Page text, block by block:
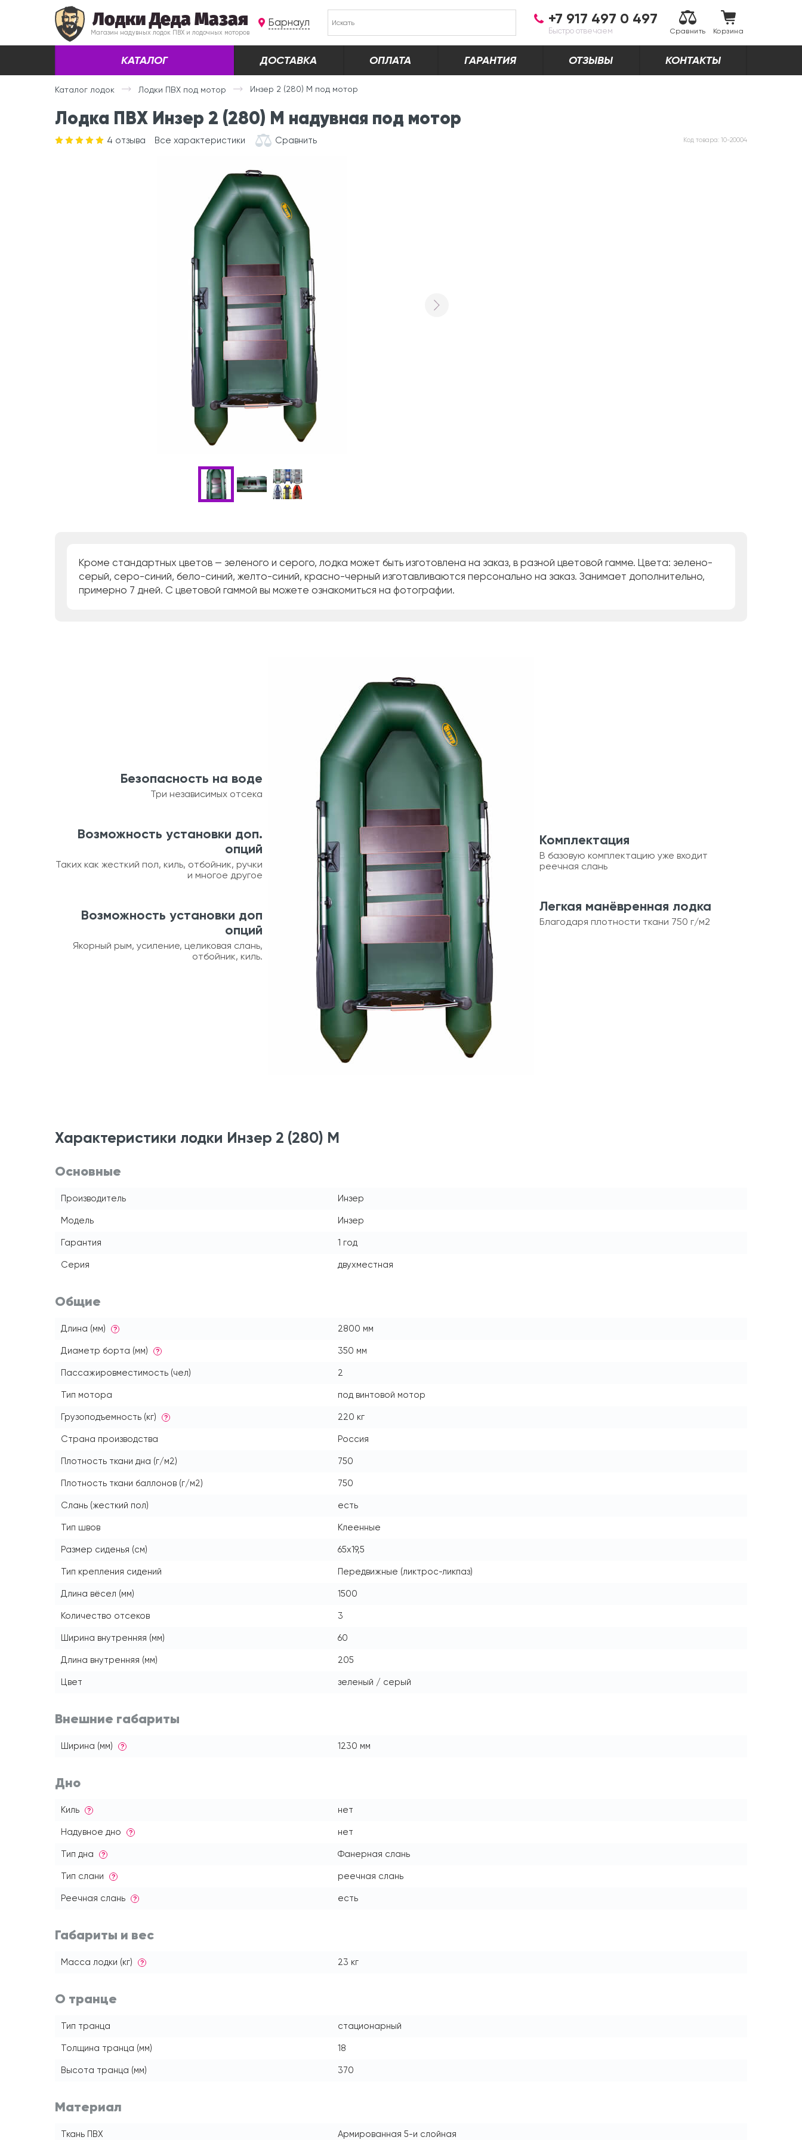
Лодки Деда Мазая
Магазин надувных лодок ПВХ и лодочных моторов
Барнаул +7 917 497 0 497
Быстро отвечаем Сравнить Корзина
КАТАЛОГ ДОСТАВКА ОПЛАТА ГАРАНТИЯ ОТЗЫВЫ КОНТАКТЫ
Каталог лодок Лодки ПВХ под мотор Инзер 2 (280) М под мотор
Лодка ПВХ Инзер 2 (280) М надувная под мотор
4 отзыва Все характеристики Сравнить Код товара: 10-20004
Кроме стандартных цветов — зеленого и серого, лодка может быть изготовлена на заказ, в разной цветовой гамме. Цвета: зелено-
серый, серо-синий, бело-синий, желто-синий, красно-черный изготавливаются персонально на заказ. Занимает дополнительно,
примерно 7 дней. С цветовой гаммой вы можете ознакомиться на фотографии.
Безопасность на воде
Три независимых отсека
Возможность установки доп.
опций
Таких как жесткий пол, киль, отбойник, ручки
и многое другое
Возможность установки доп
опций
Якорный рым, усиление, целиковая слань,
отбойник, киль.
Комплектация
В базовую комплектацию уже входит
реечная слань
Легкая манёвренная лодка
Благодаря плотности ткани 750 г/м2
Характеристики лодки Инзер 2 (280) М
Основные
Производитель Инзер
Модель Инзер
Гарантия 1 год
Серия двухместная
Общие
Длина (мм) ? 2800 мм
Диаметр борта (мм) ? 350 мм
Пассажировместимость (чел) 2
Тип мотора под винтовой мотор
Грузоподъемность (кг) ? 220 кг
Страна производства Россия
Плотность ткани дна (г/м2) 750
Плотность ткани баллонов (г/м2) 750
Слань (жесткий пол) есть
Тип швов Клеенные
Размер сиденья (см) 65x19,5
Тип крепления сидений Передвижные (ликтрос-ликпаз)
Длина вёсел (мм) 1500
Количество отсеков 3
Ширина внутренняя (мм) 60
Длина внутренняя (мм) 205
Цвет зеленый / серый
Внешние габариты
Ширина (мм) ? 1230 мм
Дно
Киль ? нет
Надувное дно ? нет
Тип дна ? Фанерная слань
Тип слани ? реечная слань
Реечная слань ? есть
Габариты и вес
Масса лодки (кг) ? 23 кг
О транце
Тип транца стационарный
Толщина транца (мм) 18
Высота транца (мм) 370
Материал
Ткань ПВХ Армированная 5-и слойная